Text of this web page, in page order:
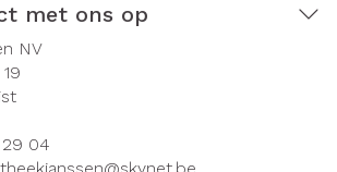
met ons op
NV
29 04